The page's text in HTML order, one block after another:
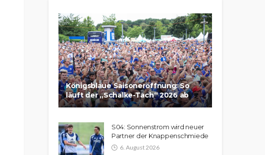
Königsblaue Saisoneröffnung: So
läuft der „Schalke-Tach“ 2026 ab
S04: Sonnenstrom wird neuer
Partner der Knappenschmiede
6. August 2026